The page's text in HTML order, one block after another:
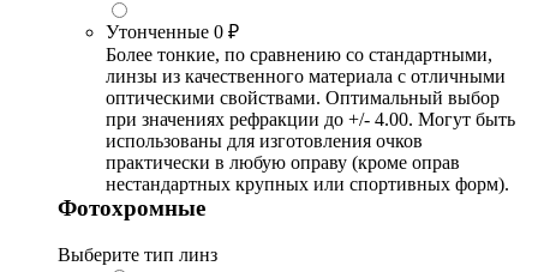
Утонченные 0 ₽
Более тонкие, по сравнению со стандартными,
линзы из качественного материала с отличными
оптическими свойствами. Оптимальный выбор
при значениях рефракции до +/- 4.00. Могут быть
использованы для изготовления очков
практически в любую оправу (кроме оправ
нестандартных крупных или спортивных форм).
Фотохромные
Выберите тип линз